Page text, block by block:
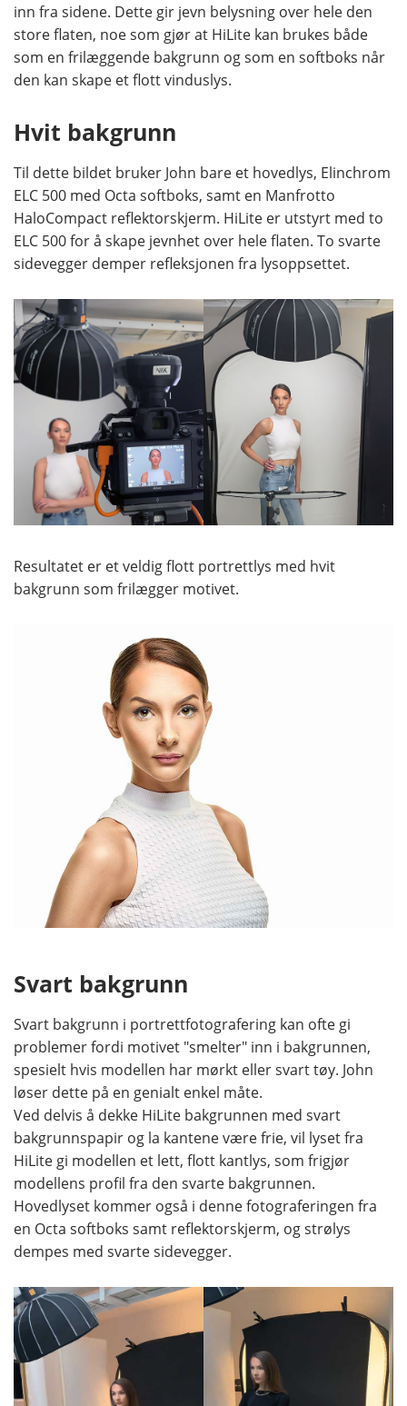
inn fra sidene. Dette gir jevn belysning over hele den
store flaten, noe som gjør at HiLite kan brukes både
som en frilæggende bakgrunn og som en softboks når
den kan skape et flott vinduslys.
Hvit bakgrunn
Til dette bildet bruker John bare et hovedlys, Elinchrom
ELC 500 med Octa softboks, samt en Manfrotto
HaloCompact reflektorskjerm. HiLite er utstyrt med to
ELC 500 for å skape jevnhet over hele flaten. To svarte
sidevegger demper refleksjonen fra lysoppsettet.
Resultatet er et veldig flott portrettlys med hvit
bakgrunn som frilægger motivet.
Svart bakgrunn
Svart bakgrunn i portrettfotografering kan ofte gi
problemer fordi motivet "smelter" inn i bakgrunnen,
spesielt hvis modellen har mørkt eller svart tøy. John
løser dette på en genialt enkel måte.
Ved delvis å dekke HiLite bakgrunnen med svart
bakgrunnspapir og la kantene være frie, vil lyset fra
HiLite gi modellen et lett, flott kantlys, som frigjør
modellens profil fra den svarte bakgrunnen.
Hovedlyset kommer også i denne fotograferingen fra
en Octa softboks samt reflektorskjerm, og strølys
dempes med svarte sidevegger.